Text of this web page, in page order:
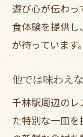
遊び心が伝わ
食体験を提供し
が待っています。
他では味わえ
千林駅周辺のレ
た特別な一皿